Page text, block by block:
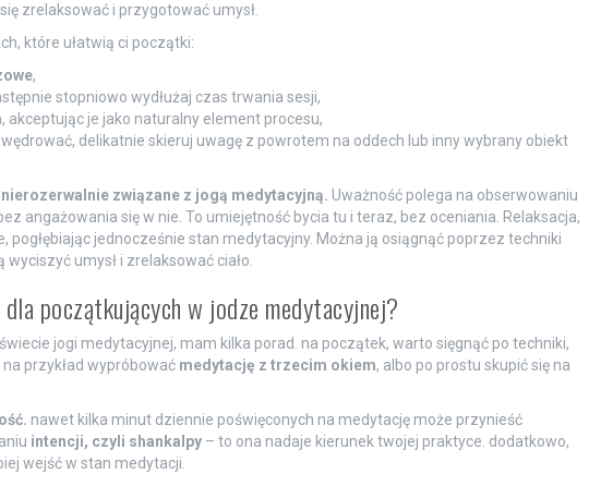
zrelaksować i przygotować umysł.
które ułatwią ci początki:
,
stopniowo wydłużaj czas trwania sesji,
akceptując je jako naturalny element procesu,
delikatnie skieruj uwagę z powrotem na oddech lub inny wybrany obiekt
związane z jogą medytacyjną. Uważność polega na obserwowaniu
angażowania się w nie. To umiejętność bycia tu i teraz, bez oceniania. Relaksacja,
pogłębiając jednocześnie stan medytacyjny. Można ją osiągnąć poprzez techniki
umysł i zrelaksować ciało.
początkujących w jodze medytacyjnej?
jogi medytacyjnej, mam kilka porad. na początek, warto sięgnąć po techniki,
przykład wypróbować medytację z trzecim okiem, albo po prostu skupić się na
nawet kilka minut dziennie poświęconych na medytację może przynieść
intencji, czyli shankalpy– to ona nadaje kierunek twojej praktyce. dodatkowo,
wejść w stan medytacji.